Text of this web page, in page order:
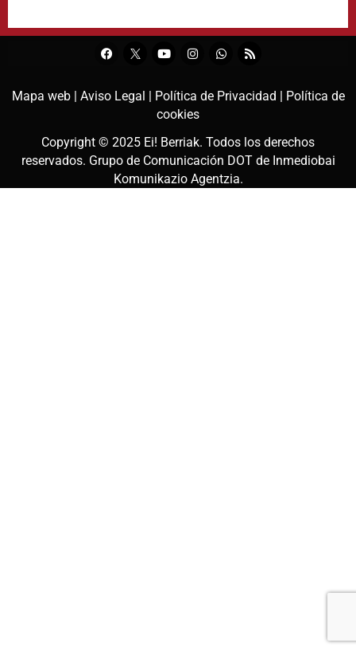
Mapa web | Aviso Legal | Política de Privacidad | Política de
cookies
Copyright © 2025 Ei! Berriak. Todos los derechos
reservados. Grupo de Comunicación DOT de Inmediobai
Komunikazio Agentzia.